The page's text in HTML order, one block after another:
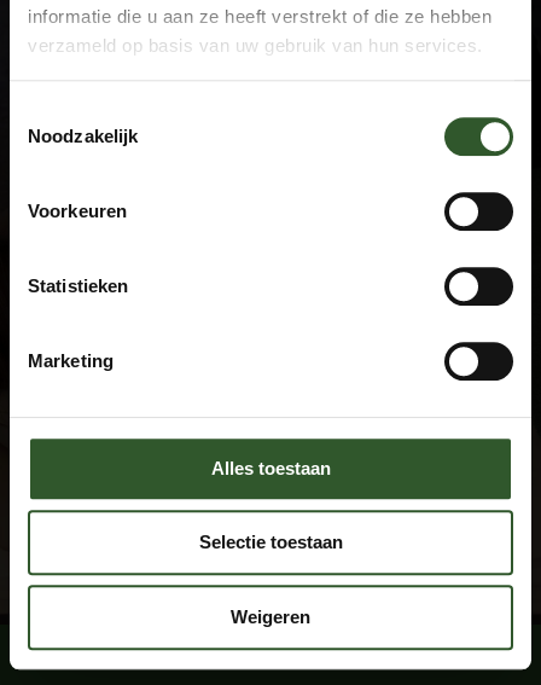
informatie die u aan ze heeft verstrekt of die ze hebben
verzameld op basis van uw gebruik van hun services.
Noodzakelijk
Voorkeuren
Statistieken
Marketing
Alles toestaan
Selectie toestaan
Weigeren
Sluit aan als masseur
Over ons
Algemene voorwaarden
Disclaimer
+31 615674769
info@masseuraandedeur.nl
Stay connected
Facebook
Boek een massage